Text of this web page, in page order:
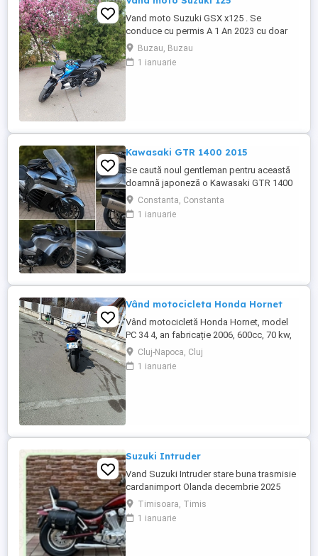
Vand moto Suzuki GSX x125 . Se
conduce cu permis A 1 An 2023 cu doar
5000km Stare impecabila , fara cazaturi
ITP valabil pana in noiembrie 2027 Revizii
si schimb de ulei in service autorizat
Buzau, Buzau
1 ianuarie
Kawasaki GTR 1400 2015
Se caută noul gentleman pentru această
doamnă japoneză o Kawasaki GTR 1400
care încă întoarce priviri și iubește
kilometrii. A fost răsfățată, întreținută la
timp și tratată cu respect. O dau doar
Constanta, Constanta
1 ianuarie
Vând motocicleta Honda Hornet
Vând motocicletă Honda Hornet, model
PC 34 4, an fabricație 2006, 600cc, 70 kw,
98 cp, inspecție tehnică valabilă până în
august 2027 . Preț 1900 euro
Cluj-Napoca, Cluj
1 ianuarie
Suzuki Intruder
Vand Suzuki Intruder stare buna trasmisie
cardanimport Olanda decembrie 2025
inmatriculat RO IN FEBRUARIE Nu raspund
la mesaje.Schimb cu ATV plus sau minus
diferenta
Timisoara, Timis
1 ianuarie